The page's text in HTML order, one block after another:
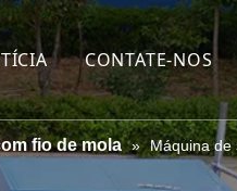
(galvanizado)
CONTATE-NOS
fio de mola » Máquina de